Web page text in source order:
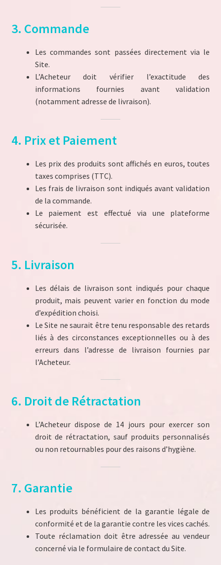
Store Manager
Validation de la commande
Notre engagement écologique – Découvrez La Planète à
3. Commande
Les commandes sont passées directement via le
Site.
L’Acheteur doit vérifier l’exactitude des
informations fournies avant validation
(notamment adresse de livraison).
4. Prix et Paiement
Les prix des produits sont affichés en euros, toutes
taxes comprises (TTC).
Les frais de livraison sont indiqués avant validation
de la commande.
Le paiement est effectué via une plateforme
sécurisée.
5. Livraison
Les délais de livraison sont indiqués pour chaque
produit, mais peuvent varier en fonction du mode
d’expédition choisi.
Le Site ne saurait être tenu responsable des retards
liés à des circonstances exceptionnelles ou à des
erreurs dans l’adresse de livraison fournies par
l’Acheteur.
6. Droit de Rétractation
L’Acheteur dispose de 14 jours pour exercer son
droit de rétractation, sauf produits personnalisés
ou non retournables pour des raisons d’hygiène.
7. Garantie
Les produits bénéficient de la garantie légale de
conformité et de la garantie contre les vices cachés.
Toute réclamation doit être adressée au vendeur
concerné via le formulaire de contact du Site.